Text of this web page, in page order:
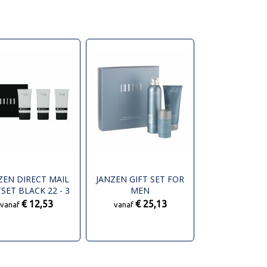
DIRECT MAIL
BLACK 22 - 3
ITEMS
vanaf € 12,53
JANZEN GIFT SET FOR
MEN
vanaf € 25,13